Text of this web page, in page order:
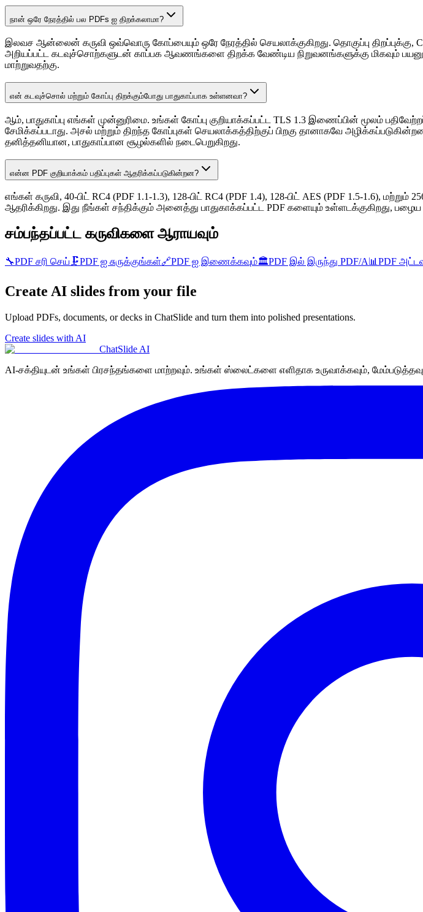
நான் ஒரே நேரத்தில் பல PDFs ஐ திறக்கலாமா?
இலவச ஆன்லைன் கருவி ஒவ்வொரு கோப்பையும் ஒரே நேரத்தில் செயலாக்குகிறது. தொகுப்பு திறப்புக்கு,
அறியப்பட்ட கடவுச்சொற்களுடன் காப்பக ஆவணங்களை திறக்க வேண்டிய நிறுவனங்களுக்கு மிகவும்
மாற்றுவதற்கு.
என் கடவுச்சொல் மற்றும் கோப்பு திறக்கும்போது பாதுகாப்பாக உள்ளனவா?
ஆம், பாதுகாப்பு எங்கள் முன்னுரிமை. உங்கள் கோப்பு குறியாக்கப்பட்ட TLS 1.3 இணைப்பின் மூலம்
சேமிக்கப்படாது. அசல் மற்றும் திறந்த கோப்புகள் செயலாக்கத்திற்குப் பிறகு தானாகவே
தனித்தனியான, பாதுகாப்பான சூழல்களில் நடைபெறுகிறது.
என்ன PDF குறியாக்கம் பதிப்புகள் ஆதரிக்கப்படுகின்றன?
எங்கள் கருவி, 40-பிட் RC4 (PDF 1.1-1.3), 128-பிட் RC4 (PDF 1.4), 128-பிட் AES (PDF 1.5-1.6),
ஆதரிக்கிறது. இது நீங்கள் சந்திக்கும் அனைத்து பாதுகாக்கப்பட்ட PDF களையும் உள்ளடக்குகிறது,
சம்பந்தப்பட்ட கருவிகளை ஆராயவும்
🔧PDF சரி செய் 🗜️PDF ஐ சுருக்குங்கள்🔗PDF ஐ இணைக்கவும்🏛️PDF இல் இருந்து PDF/A📊 PDF
Create AI slides from your file
Upload PDFs, documents, or decks in ChatSlide and turn them into polished presentations.
Create slides with AI
ChatSlide AI
AI-சக்தியுடன் உங்கள் பிரசந்தங்களை மாற்றவும். உங்கள் ஸ்லைட்களை எளிதாக உருவாக்கவும்,